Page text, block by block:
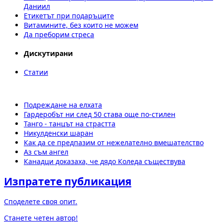
Даниил
Етикетът при подаръците
Витамините, без които не можем
Да преборим стреса
Дискутирани
Статии
Подреждане на елхата
Гардеробът ни след 50 става още по-стилен
Танго - танцът на страстта
Никулденски шаран
Как да се предпазим от нежелателно вмешателство
Аз съм ангел
Канадци доказаха, че дядо Коледа съществува
Изпратете публикация
Споделете своя опит.
Станете четен автор!